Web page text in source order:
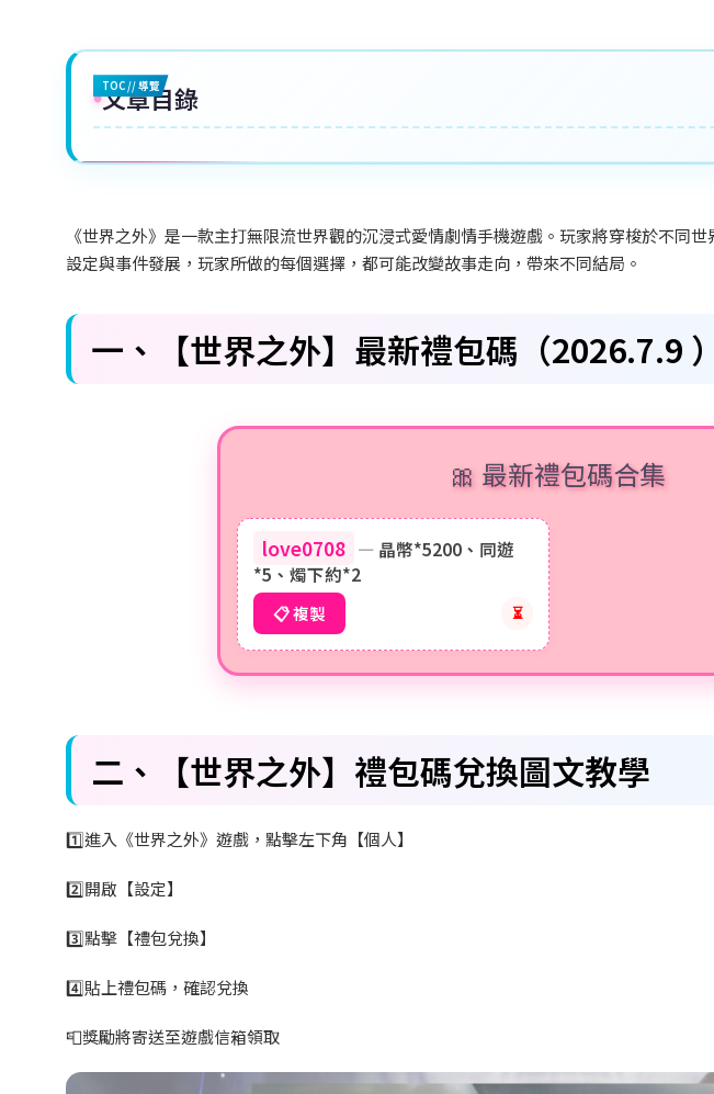
TOC // 導覽
文章目錄
《世界之外》是一款主打無限流世界觀的沉浸式愛情劇情手機遊戲。玩家將穿梭於不同
設定與事件發展，玩家所做的每個選擇，都可能改變故事走向，帶來不同結局。
一、【世界之外】最新禮包碼（2026.7.9 ）
🎀 最新禮包碼合集
love0708 — 晶幣*5200、同遊
*5、燭下約*2
📋 複製 ⏳
二、【世界之外】禮包碼兌換圖文教學
1️進入《世界之外》遊戲，點擊左下角【個人】
2️開啟【設定】
3️點擊【禮包兌換】
4️貼上禮包碼，確認兌換
📮獎勵將寄送至遊戲信箱領取